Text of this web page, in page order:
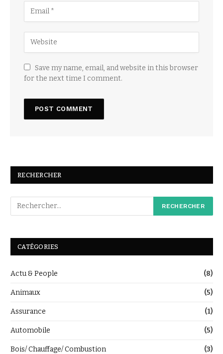
Save my name, email, and website in this browser
for the next time I comment.
RECHERCHER
CATÉGORIES
Actu & People (8)
Animaux (5)
Assurance (1)
Automobile (5)
Bois/ Chauffage/ Combustion (3)